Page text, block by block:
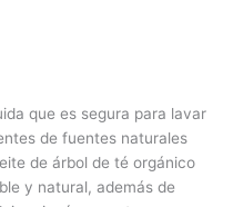
que es segura para lavar
de fuentes naturales
de árbol de té orgánico
y natural, además de